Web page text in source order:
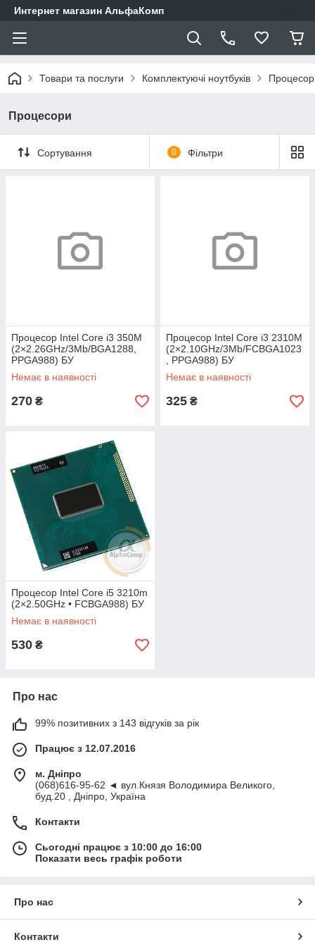
Интернет магазин АльфаКомп
Товари та послуги Комплектуючі ноутбуків
Процесори
Сортування 0 Фільтри
Процесор Intel Core i3 350M
(2×2.26GHz/3Mb/BGA1288,
PPGA988) БУ
Немає в наявності
270 ₴
Процесор Intel Core i3 2310M
(2×2.10GHz/3Mb/FCBGA1023
, PPGA988) БУ
Немає в наявності
325 ₴
Процесор Intel Core i5 3210m
(2×2.50GHz • FCBGA988) БУ
Немає в наявності
530 ₴
Про нас
99% позитивних з 143 відгуків за рік
Працює з 12.07.2016
м. Дніпро
(068)616-95-62 ◄ вул.Князя Володимира Великого,
буд.20 , Дніпро, Україна
Контакти
Сьогодні працює з 10:00 до 16:00
Показати весь графік роботи
Про нас
Контакти